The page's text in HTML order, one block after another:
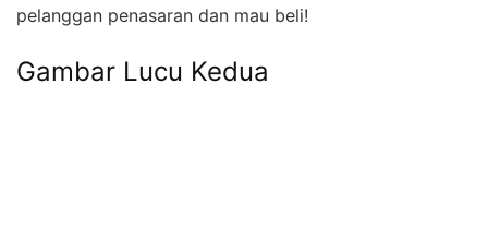
pelanggan penasaran dan mau beli!
Gambar Lucu Kedua